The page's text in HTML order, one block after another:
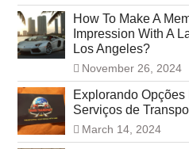
How To Make A
Impression With A
Los Angeles?
November 26, 2024
Explorando
Serviços de
March 14, 2024